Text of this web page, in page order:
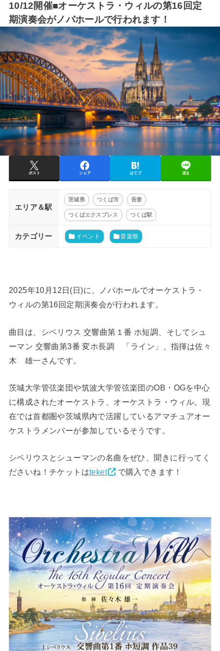
10/12開催■オーケストラ・ウィルの第16回定
期演奏会がノバホールで行われます！
ポスト シェア はてブ 送る
エリア＆駅
茨城県 つくば市 吾妻
つくばエクスプレス つくば駅
カテゴリー イベント 音楽祭
2025年10月12日(日)に、ノバホールでオーケストラ・
ウィルの第16回定期演奏会が行われます。
曲目は、シベリウス 交響曲第１番 ホ短調、そしてシュ
ーマン 交響曲第3番 変ホ長調 「ライン」、指揮は佐々
木 雄一さんです。
茨城大学管弦楽団や筑波大学管弦楽団のOB・OGを中心
に構成されたオーケストラ、オーケストラ・ウィル。現
在では首都圏や茨城県内で活躍しているアマチュアオー
ケストラメンバーが参加しているそうです。
シベリウスとシューマンの名曲をぜひ、聞きに行ってく
ださいね！チケットはteket で購入できます！